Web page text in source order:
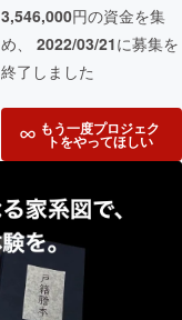
3,546,000円の資金を集
め、 2022/03/21に募集を
終了しました
もう一度プロジェク
トをやってほしい